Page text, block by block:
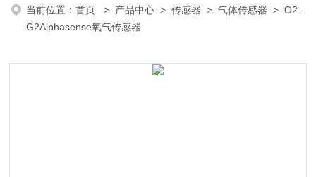
当前位置：首页 > 产品中心 >传感器 >气体传感器 > O2-
G2Alphasense氧气传感器